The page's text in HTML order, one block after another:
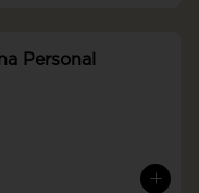
Personal